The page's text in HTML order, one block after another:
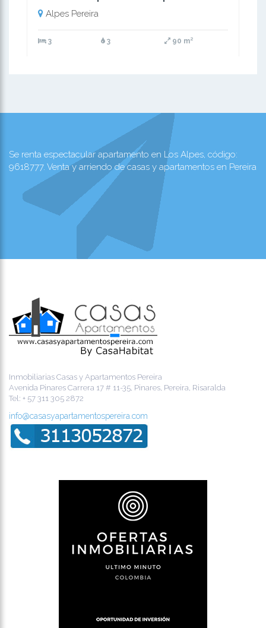
Alpes Pereira
3 3 90 m²
Se renta espectacular apartamento en Los Alpes, código:
9618777. Venta y arriendo de casas y apartamentos en Pereira
Inmobiliarias Casas y Apartamentos Pereira
Avenida Pinares Carrera 17 # 11-35, Pinares, Pereira, Risaralda
Tel: + 57 311 305 2872
info@casasyapartamentospereira.com